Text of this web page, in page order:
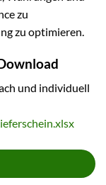
zu
zu optimieren.
und individuell